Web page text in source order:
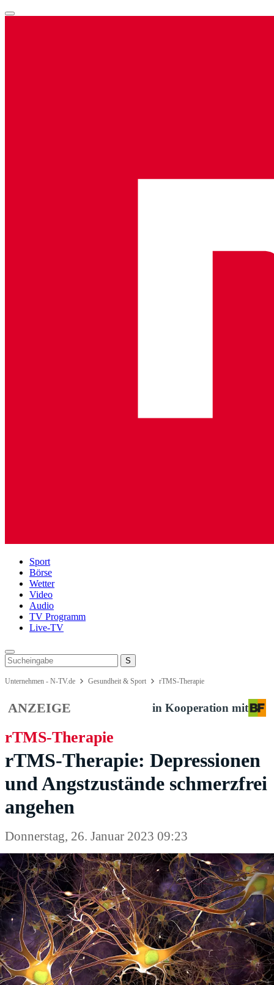
Sport
Börse
Wetter
Video
Audio
TV Programm
Live-TV
Unternehmen - N-TV.de Gesundheit & Sport rTMS-Therapie
ANZEIGE in Kooperation mit
rTMS-Therapie
rTMS-Therapie: Depressionen
und Angstzustände schmerzfrei
angehen
Donnerstag, 26. Januar 2023 09:23